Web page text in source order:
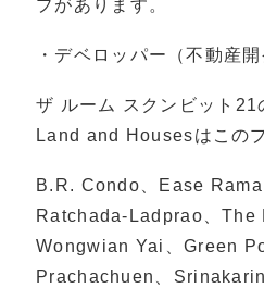
プがあります。
・デベロッパー（不動産開
ザ ルーム スクンビット21
Land and Housesはこの
B.R. Condo、Ease
Ratchada-Ladprao、The
Wongwian Yai、Green
Prachachuen、